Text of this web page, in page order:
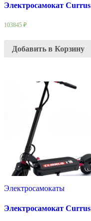
Электросамокат Currus
103845 ₽
Добавить в Корзину
Электросамокаты
Электросамокат